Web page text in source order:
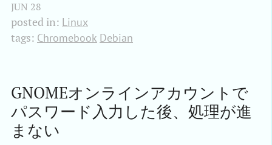
JUN 28
posted in: Linux
tags: Chromebook Debian
GNOMEオンラインアカウントで
パスワード入力した後、処理が進
まない